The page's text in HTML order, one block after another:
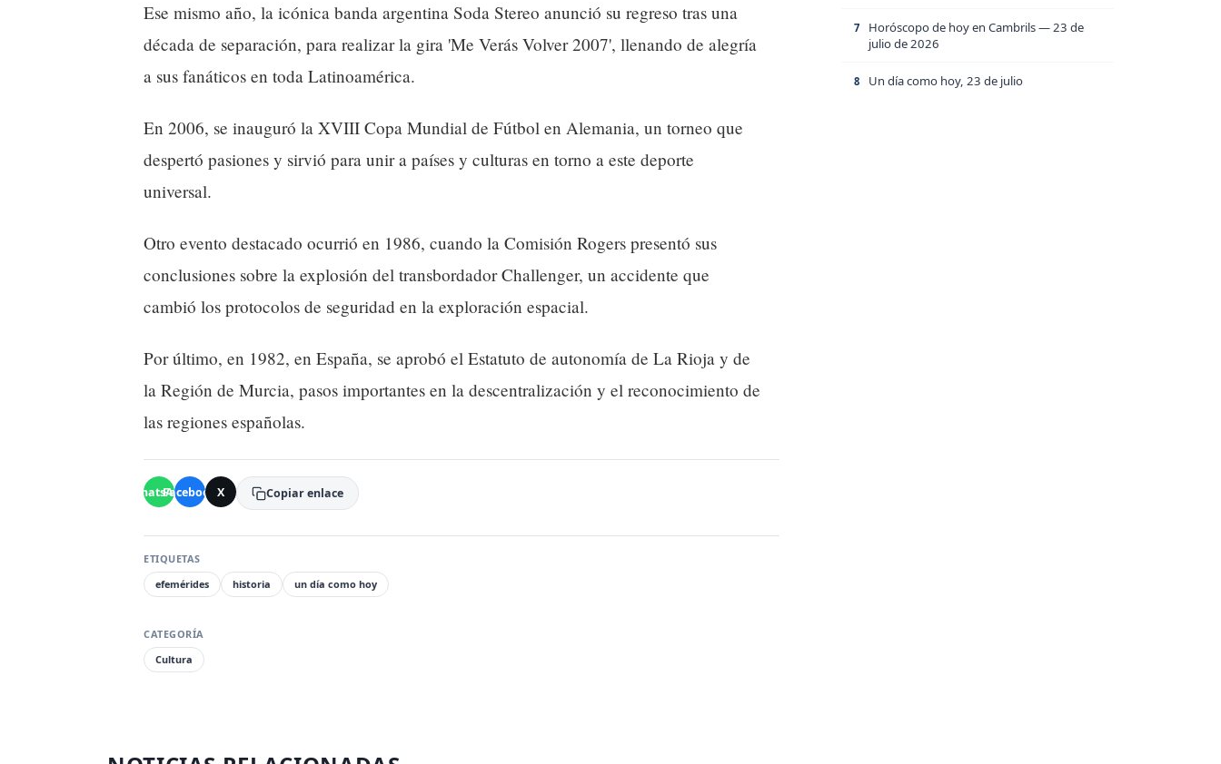
Ese mismo año, la icónica banda argentina Soda Stereo anunció su regreso tras una
década de separación, para realizar la gira 'Me Verás Volver 2007', llenando de alegría
a sus fanáticos en toda Latinoamérica.
En 2006, se inauguró la XVIII Copa Mundial de Fútbol en Alemania, un torneo que
despertó pasiones y sirvió para unir a países y culturas en torno a este deporte
universal.
Otro evento destacado ocurrió en 1986, cuando la Comisión Rogers presentó sus
conclusiones sobre la explosión del transbordador Challenger, un accidente que
cambió los protocolos de seguridad en la exploración espacial.
Por último, en 1982, en España, se aprobó el Estatuto de autonomía de La Rioja y de
la Región de Murcia, pasos importantes en la descentralización y el reconocimiento de
las regiones españolas.
WhatsApp
Facebook X Copiar enlace
ETIQUETAS
efemérides
historia un día como hoy
CATEGORÍA
Cultura
7
Horóscopo de hoy en Cambrils — 23 de
julio de 2026
8 Un día como hoy, 23 de julio